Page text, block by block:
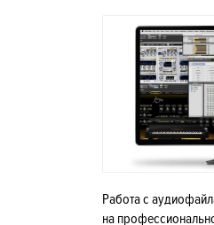
Работа с
на